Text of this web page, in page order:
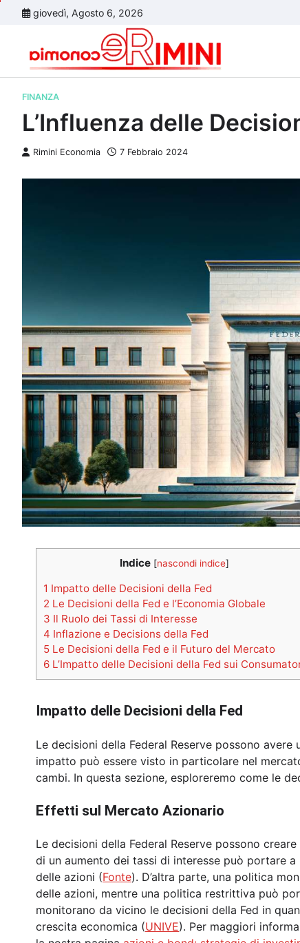
giovedì, Agosto 6, 2026
FINANZA
L’Influenza delle
Rimini Economia 7 Febbraio 2024
Indice [nascondi indice]
1 Impatto delle Decisioni della Fed
2 Le Decisioni della Fed e l’Economia Globale
3 Il Ruolo dei Tassi di Interesse
4 Inflazione e Decisions della Fed
5 Le Decisioni della Fed e il Futuro del Mercato
6 L’Impatto delle Decisioni della Fed sui
Impatto delle Decisioni della Fed
Le decisioni della Federal Reserve possono
impatto può essere visto in particolare nel
cambi. In questa sezione, esploreremo come le
Effetti sul Mercato Azionario
Le decisioni della Federal Reserve possono
di un aumento dei tassi di interesse può portare
delle azioni (Fonte). D’altra parte, una politica
delle azioni, mentre una politica restrittiva può
monitorano da vicino le decisioni della Fed in
crescita economica (UNIVE). Per maggiori